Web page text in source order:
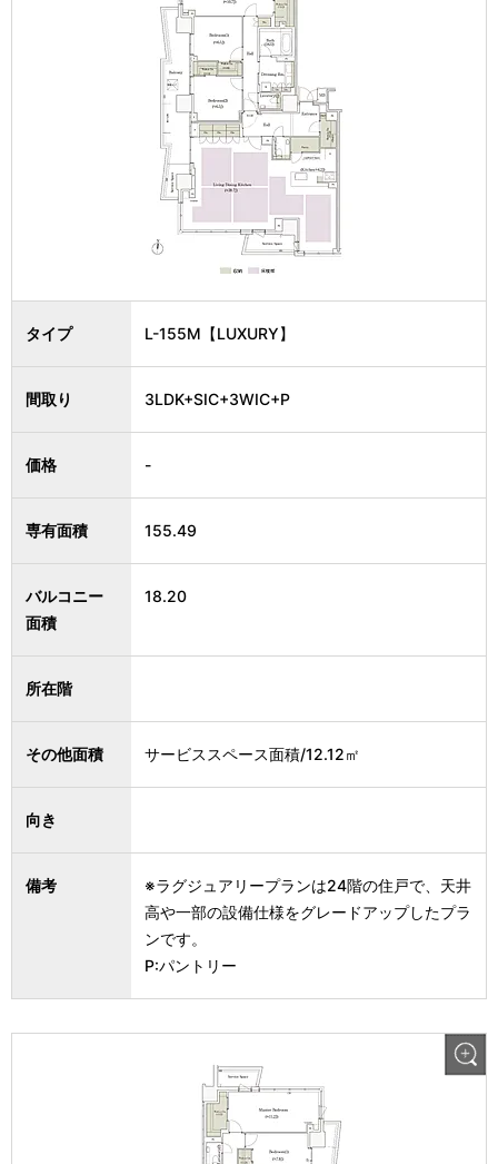
タイプ L-155M【LUXURY】
間取り 3LDK+SIC+3WIC+P
価格 -
専有面積 155.49
バルコニー
面積
18.20
所在階
その他面積 サービススペース面積/12.12㎡
向き
備考
※ラグジュアリープランは24階の住戸で、天井
高や一部の設備仕様をグレードアップしたプラ
ンです。
P:パントリー